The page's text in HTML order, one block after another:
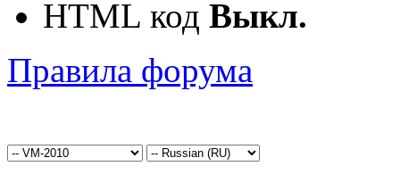
HTML код Выкл.
Правила форума